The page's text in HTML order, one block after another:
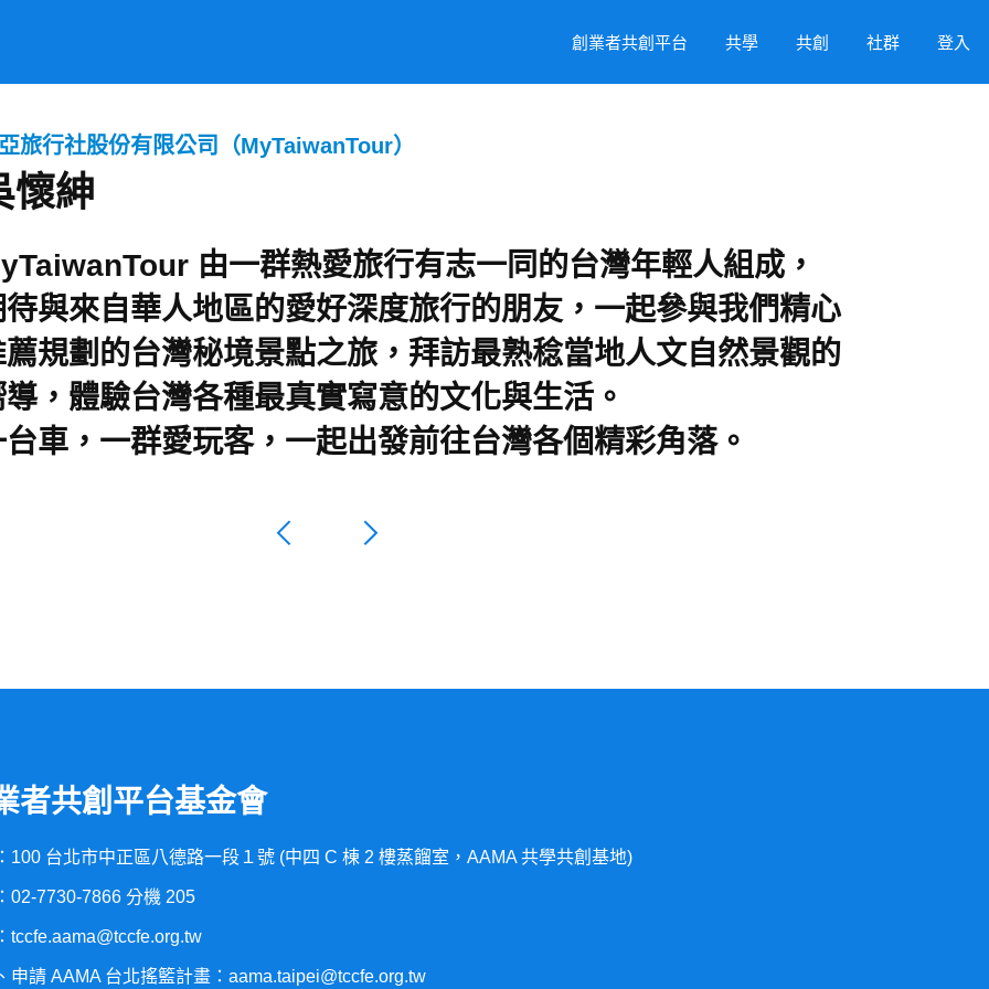
創業者共創平台 共學 共創 社群 登入
旅行社股份有限公司（MyTaiwanTour）
懷紳
由一群熱愛旅行有志一同的台灣年輕人組成，
與來自華人地區的愛好深度旅行的朋友，一起參與我們精心
規劃的台灣秘境景點之旅，拜訪最熟稔當地人文自然景觀的
，體驗台灣各種最真實寫意的文化與生活。
車，一群愛玩客，一起出發前往台灣各個精彩角落。
者共創平台基金會
100 台北市中正區八德路一段１號 (中四 C 棟 2 樓蒸餾室，AAMA 共學共創基地)
02-7730-7866 分機 205
tccfe.aama@tccfe.org.tw
申請 AAMA 台北搖籃計畫：aama.taipei@tccfe.org.tw